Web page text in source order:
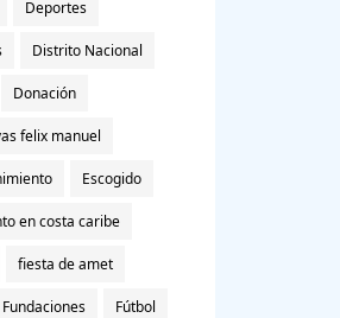
Deportes
Distrito Nacional
Donación
felix manuel
Escogido
en costa caribe
fiesta de amet
Fundaciones Fútbol